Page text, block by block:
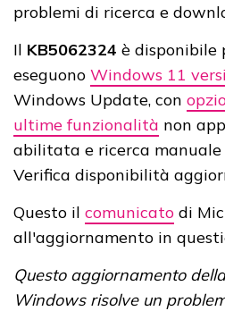
problemi di ricerca e
Il KB5062324 è disponibile
eseguono Windows 11
Windows Update, con
ultime funzionalità non
abilitata e ricerca
Verifica disponibilità
Questo il comunicato di
all'aggiornamento in
Questo aggiornamento
Windows risolve un